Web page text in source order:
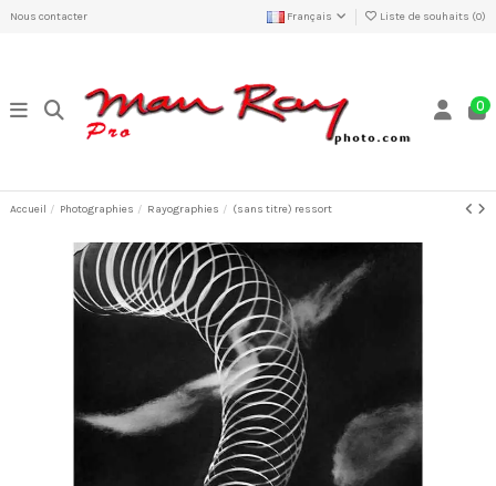
Nous contacter Français Liste de souhaits (0)
0
Accueil Photographies Rayographies (sans titre) ressort